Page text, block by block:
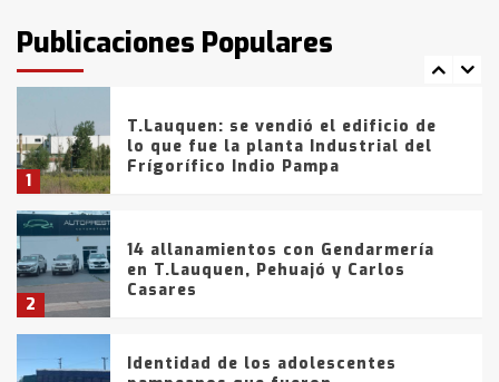
Publicaciones Populares
fueron detenidos por
comercialización de drogas en la
tarde del sábado
1
T.Lauquen: se vendió el edificio de
lo que fue la planta Industrial del
Frígorífico Indio Pampa
2
14 allanamientos con Gendarmería
en T.Lauquen, Pehuajó y Carlos
Casares
Identidad de los adolescentes